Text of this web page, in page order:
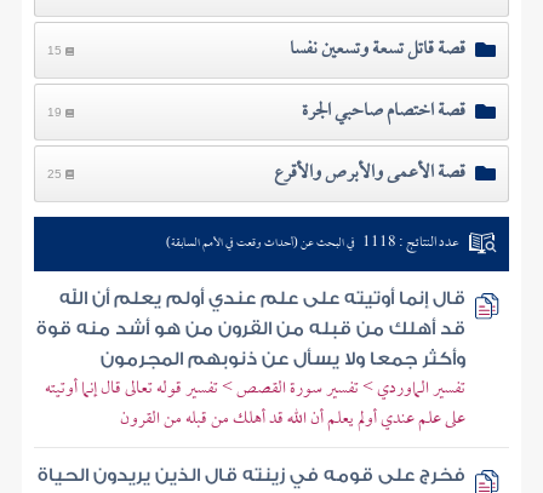
قصة قاتل تسعة وتسعين نفسا 15
قصة اختصام صاحبي الجرة 19
قصة الأعمى والأبرص والأقرع 25
عدد النتائج : 1118 في البحث عن (أحداث وقعت في الأمم السابقة)
قال إنما أوتيته على علم عندي أولم يعلم أن الله
قد أهلك من قبله من القرون من هو أشد منه قوة
وأكثر جمعا ولا يسأل عن ذنوبهم المجرمون
تفسير الماوردي > تفسير سورة القصص > تفسير قوله تعالى قال إنما أوتيته
على علم عندي أولم يعلم أن الله قد أهلك من قبله من القرون
فخرج على قومه في زينته قال الذين يريدون الحياة